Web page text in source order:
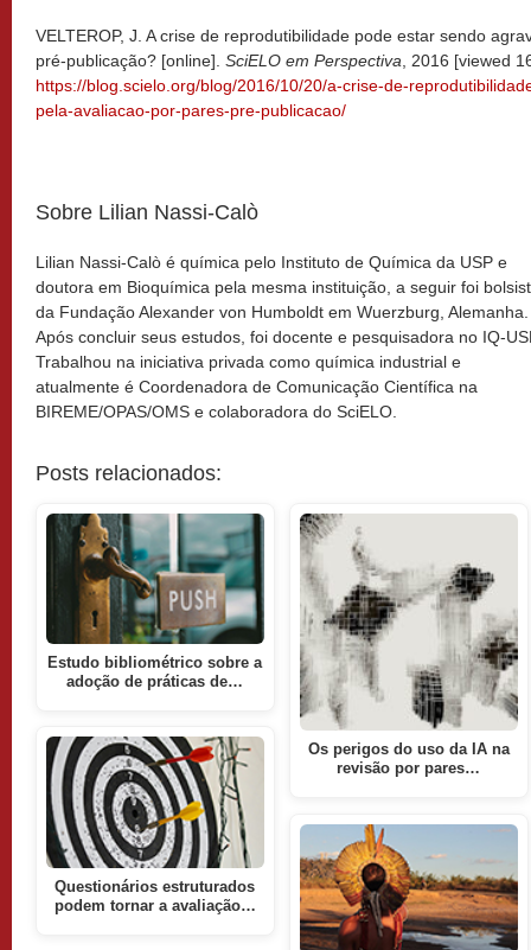
VELTEROP, J. A crise de reprodutibilidade pode estar sendo
pré-publicação? [online]. SciELO em Perspectiva , 2016 [viewed
https://blog.scielo.org/blog/2016/10/20/a-crise-de-
pela-avaliacao-por-pares-pre-publicacao/
Sobre Lilian Nassi-Calò
Lilian Nassi-Calò é química pelo Instituto de Química da USP e
doutora em Bioquímica pela mesma instituição, a seguir foi
da Fundação Alexander von Humboldt em Wuerzburg, Alemanha.
Após concluir seus estudos, foi docente e pesquisadora no IQ-
Trabalhou na iniciativa privada como química industrial e
atualmente é Coordenadora de Comunicação Científica na
BIREME/OPAS/OMS e colaboradora do SciELO.
Posts relacionados:
Estudo bibliométrico sobre a
adoção de práticas de…
Questionários estruturados
podem tornar a avaliação…
Os perigos do uso da IA na
revisão por pares…